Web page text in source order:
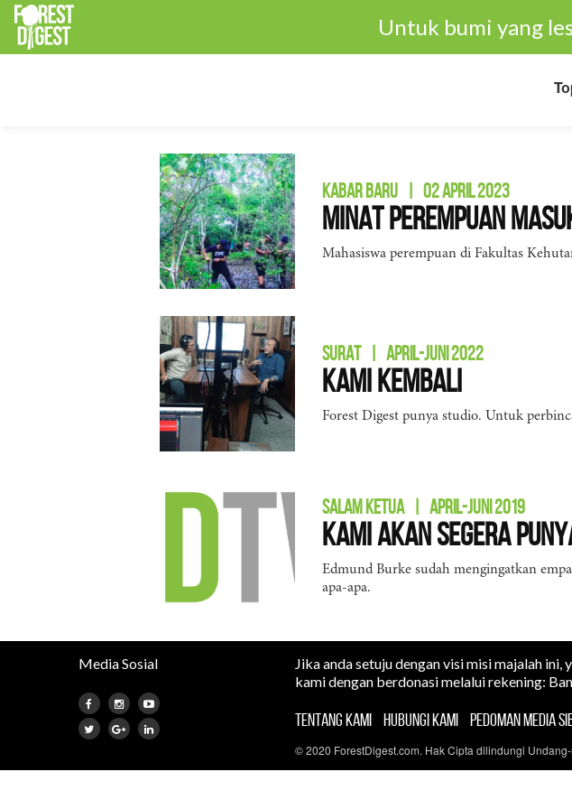
Untuk bumi yang
KABAR BARU 02 APRIL 2023
Minat Perempuan
Mahasiswa perempuan di Fakultas
SURAT APRIL-JUNI 2022
Kami Kembali
Forest Digest punya studio. Untuk
SALAM KETUA APRIL-JUNI 2019
Kami Akan Segera
Edmund Burke sudah mengingatkan
apa-apa.
Media Sosial
Jika anda setuju dengan visi misi majalah
kami dengan berdonasi melalui rekening:
TENTANG KAMI HUBUNGI KAMI PEDOMAN MEDIA
© 2020 ForestDigest.com. Hak Cipta dilindungi